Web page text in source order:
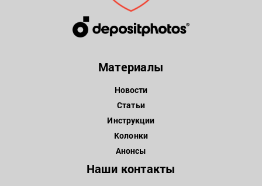
Материалы
Новости
Статьи
Инструкции
Колонки
Анонсы
Наши контакты